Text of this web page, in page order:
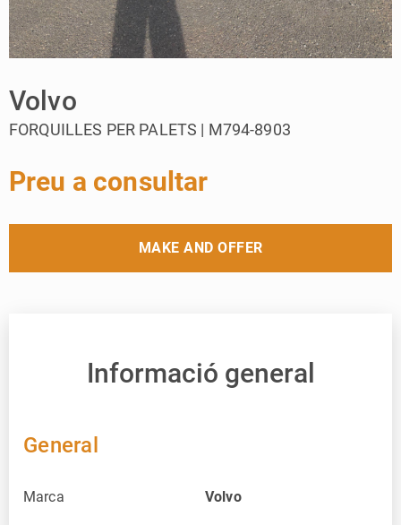
Volvo
FORQUILLES PER PALETS | M794-8903
Preu a consultar
MAKE AND OFFER
Informació general
General
Marca Volvo